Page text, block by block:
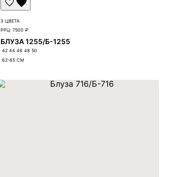
3 ЦВЕТА
РРЦ:7500 ₽
БЛУЗА 1255/Б-1255
42 44 46 48 50
62-65СМ